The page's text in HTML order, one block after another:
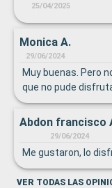
25/04/2025
Monica A.
29/06/2024
Muy buenas. Pero
que no pude
Abdon francisco
29/06/2024
Me gustaron, lo
VER TODAS LAS